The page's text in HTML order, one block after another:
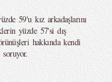
59'u kız arkadaşlarını
yüzde 57'si dış
hakkında kendi